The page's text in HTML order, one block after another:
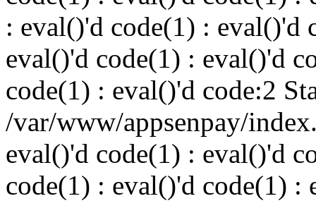
: eval()'d code(1) : eval()'d
eval()'d code(1) : eval()'d
code(1) : eval()'d code:2
/var/www/appsenpay/
eval()'d code(1) : eval()'d
code(1) : eval()'d code(1) :